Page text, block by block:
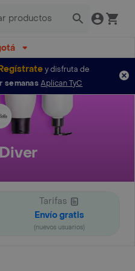
y disfruta de
semanas Aplican TyC
Tarifas
Envío gratis
(nuevos usuarios)